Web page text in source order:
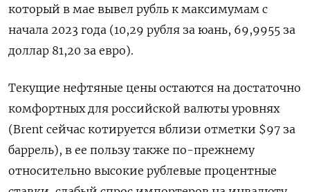
который в мае вывел рубль к ‌максимумам с
начала 2023 года (10,29 рубля за юань, 69,9955 за
доллар 81,20 за евро).
Текущие нефтяные цены остаются на достаточно
комфортных ​для российской валюты уровнях
(Brent сейчас котируется вблизи отметки $97 за
баррель), в ее пользу также по-прежнему
относительно высокие ‌рублевые процентные